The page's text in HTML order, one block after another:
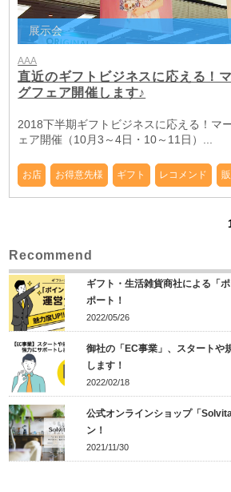
展示会
AAA
直近のギフトビジネスに応える！
グフェア開催します♪
2018下半期ギフトビジネスに応える！マ
ェア開催（10月3～4日・10～11日）...
お店 お得意先様 ギフト レコメンド
Recommend
ギフト・生活雑貨商社による「
ポート！
2022/05/26
御社の「EC事業」、スタートや
します！
2022/02/18
公式オンラインショップ「
ン！
2021/11/30